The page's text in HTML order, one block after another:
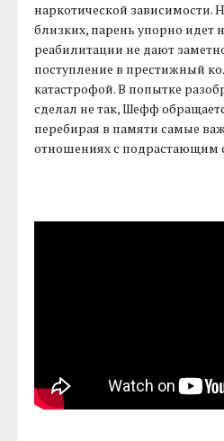
наркотической зависимости.
близких, парень упорно идет
реабилитации не дают
поступление в престижный
катастрофой. В попытке
сделал не так, Шефф
перебирая в памяти самые
отношениях с подрастающим